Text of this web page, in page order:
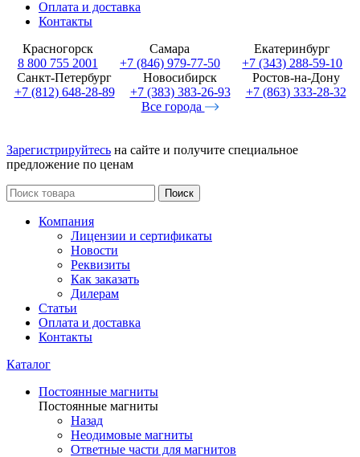
Оплата и доставка
Контакты
Красногорск
8 800 755 2001
Самара
+7 (846) 979-77-50
Екатеринбург
+7 (343) 288-59-10
Санкт-Петербург
+7 (812) 648-28-89
Новосибирск
+7 (383) 383-26-93
Ростов-на-Дону
+7 (863) 333-28-32
Все города
Зарегистрируйтесь на сайте и получите специальное
предложение по ценам
Поиск
Компания
Лицензии и сертификаты
Новости
Реквизиты
Как заказать
Дилерам
Статьи
Оплата и доставка
Контакты
Каталог
Постоянные магниты
Постоянные магниты
Назад
Неодимовые магниты
Ответные части для магнитов